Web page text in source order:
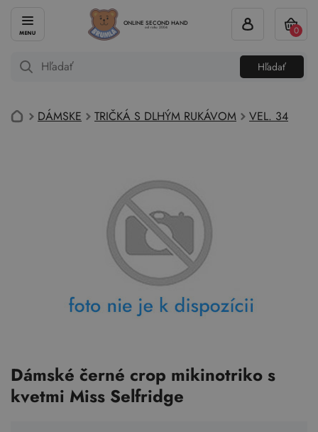
ONLINE SECOND HAND
od roku 2004
Hľadať
0
DÁMSKE TRIČKÁ S DLHÝM RUKÁVOM VEL. 34
Dámské černé crop mikinotriko s
kvetmi Miss Selfridge